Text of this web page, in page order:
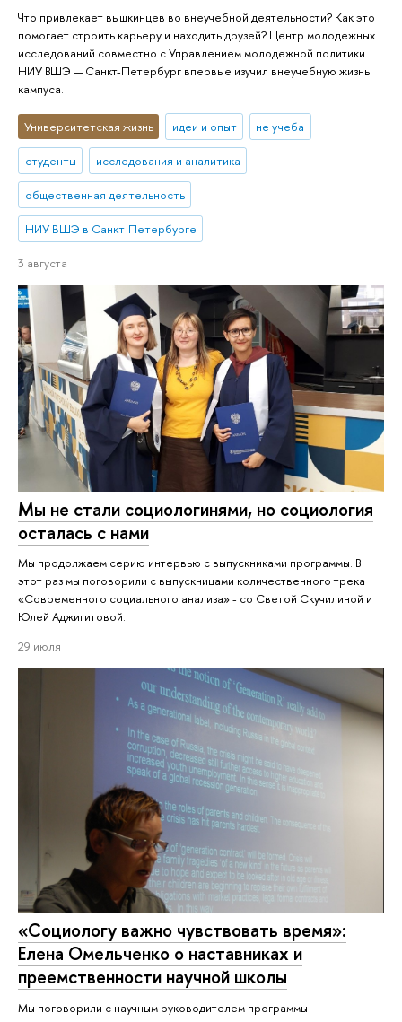
Что привлекает вышкинцев во внеучебной деятельности? Как это
помогает строить карьеру и находить друзей? Центр молодежных
исследований совместно с Управлением молодежной политики
НИУ ВШЭ — Санкт-Петербург впервые изучил внеучебную жизнь
кампуса.
Университетская жизнь идеи и опыт не учеба
студенты исследования и аналитика
общественная деятельность
НИУ ВШЭ в Санкт-Петербурге
3 августа
Мы не стали социологинями, но социология
осталась с нами
Мы продолжаем серию интервью с выпускниками программы. В
этот раз мы поговорили с выпускницами количественного трека
«Современного социального анализа» - со Светой Скучилиной и
Юлей Аджигитовой.
29 июля
«Социологу важно чувствовать время»:
Елена Омельченко о наставниках и
преемственности научной школы
Мы поговорили с научным руководителем программы